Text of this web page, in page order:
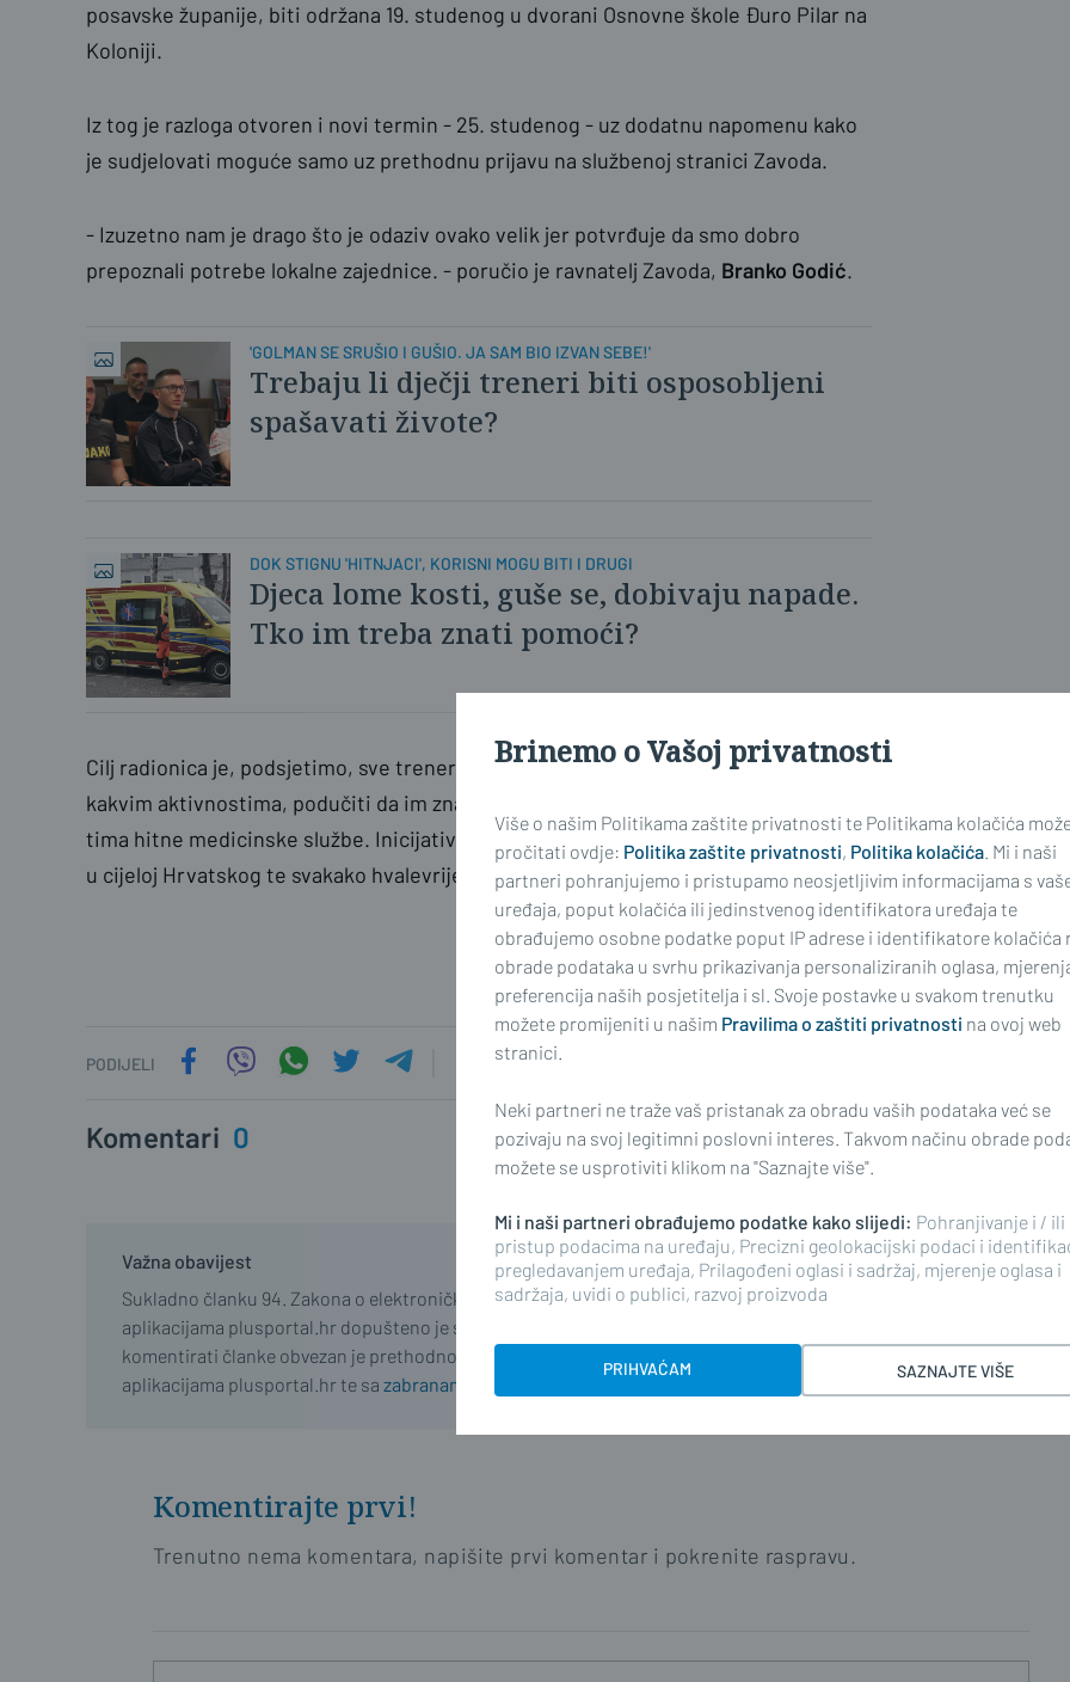
posavske županije, biti održana 19. studenog u dvorani Osnovne škole Đuro Pilar na
Koloniji.
Iz tog je razloga otvoren i novi termin - 25. studenog - uz dodatnu napomenu kako
je sudjelovati moguće samo uz prethodnu prijavu na službenoj stranici Zavoda.
- Izuzetno nam je drago što je odaziv ovako velik jer potvrđuje da smo dobro
prepoznali potrebe lokalne zajednice. - poručio je ravnatelj Zavoda, Branko Godić.
'GOLMAN SE SRUŠIO I GUŠIO. JA SAM BIO IZVAN SEBE!'
Trebaju li dječji treneri biti osposobljeni
spašavati živote?
DOK STIGNU 'HITNJACI', KORISNI MOGU BITI I DRUGI
Djeca lome kosti, guše se, dobivaju napade.
Tko im treba znati pomoći?
Cilj radionica je, podsjetimo, sve trenere, ali i ostale koji rade s djecom u bilo
kakvim aktivnostima, podučiti da im znaju adekvatno pružiti pomoć do dolaska
tima hitne medicinske službe. Inicijativa brodsko-posavskog Zavoda jedinstvena je
u cijeloj Hrvatskog te svakako hvalevrijedna.
PODIJELI
Komentari 0 najnoviji
Važna obavijest
Sukladno članku 94. Zakona o elektroničkim medijima, komentiranje članaka na web portalu i mobilnim
aplikacijama plusportal.hr dopušteno je samo registriranim korisnicima. Svaki korisnik koji želi
komentirati članke obvezan je prethodno se upoznati s
Pravilima komentiranja
na web portalu i mobilnim
aplikacijama plusportal.hr te sa zabranama propisanim stavkom 2. članka 94. Zakona.
Komentirajte prvi!
Trenutno nema komentara, napišite prvi komentar i pokrenite raspravu.
Brinemo o Vašoj privatnosti
Više o našim Politikama zaštite privatnosti te Politikama kolačića
pročitati ovdje: Politika zaštite privatnosti, Politika kolačića. Mi i naši
partneri pohranjujemo i pristupamo neosjetljivim informacijama s
uređaja, poput kolačića ili jedinstvenog identifikatora uređaja te
obrađujemo osobne podatke poput IP adrese i identifikatore kolačića
obrade podataka u svrhu prikazivanja personaliziranih oglasa,
preferencija naših posjetitelja i sl. Svoje postavke u svakom trenutku
možete promijeniti u našim Pravilima o zaštiti privatnosti na ovoj web
stranici.
Neki partneri ne traže vaš pristanak za obradu vaših podataka već se
pozivaju na svoj legitimni poslovni interes. Takvom načinu obrade
možete se usprotiviti klikom na "Saznajte više".
Mi i naši partneri obrađujemo podatke kako slijedi: Pohranjivanje i / ili
pristup podacima na uređaju, Precizni geolokacijski podaci i
pregledavanjem uređaja, Prilagođeni oglasi i sadržaj, mjerenje oglasa i
sadržaja, uvidi o publici, razvoj proizvoda
PRIHVAĆAM SAZNAJTE VIŠE